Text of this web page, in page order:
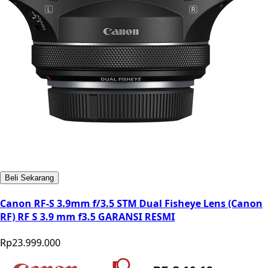
Beli Sekarang
Canon RF-S 3.9mm f/3.5 STM Dual Fisheye Lens (Canon
RF) RF S 3.9 mm f3.5 GARANSI RESMI
Rp23.999.000